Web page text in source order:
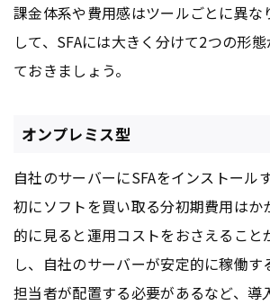
課金体系や費用感はツールごとに異な
して、SFAには大きく分けて2つの形
ておきましょう。
オンプレミス型
自社のサーバーにSFAをインストール
初にソフトを買い取る分初期費用はか
的に見ると運用コストをおさえること
し、自社のサーバーが安定的に稼働す
担当者が配置する必要があるなど、導